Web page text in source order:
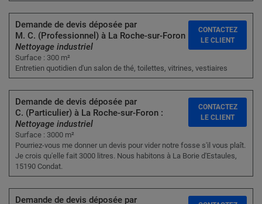
Demande de devis déposée par
M. C. (Professionnel) à La Roche-sur-Foron :
Nettoyage industriel
Surface : 300 m²
Entretien quotidien d'un salon de thé, toilettes, vitrines, vestiaires
CONTACTEZ
LE CLIENT
Demande de devis déposée par
C. (Particulier) à La Roche-sur-Foron :
Nettoyage industriel
Surface : 3000 m²
Pourriez-vous me donner un devis pour vider notre fosse s'il vous plaît.
Je crois qu'elle fait 3000 litres. Nous habitons à La Borie d'Estaules,
15190 Condat.
CONTACTEZ
LE CLIENT
Demande de devis déposée par